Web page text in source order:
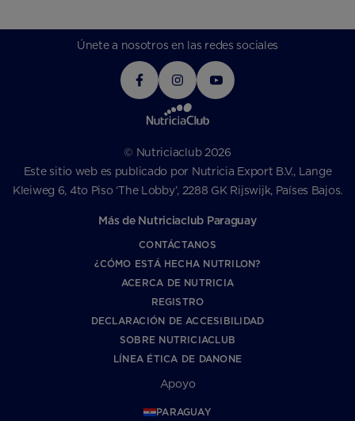
Únete a nosotros en las redes sociales
© Nutriciaclub 2026
Este sitio web es publicado por Nutricia Export B.V., Lange
Kleiweg 6, 4to Piso ‘The Lobby’, 2288 GK Rijswijk, Países Bajos.
Más de Nutriciaclub Paraguay
CONTÁCTANOS
¿CÓMO ESTÁ HECHA NUTRILON?
ACERCA DE NUTRICIA
REGISTRO
DECLARACIÓN DE ACCESIBILIDAD
SOBRE NUTRICIACLUB
LÍNEA ÉTICA DE DANONE
Apoyo
PARAGUAY